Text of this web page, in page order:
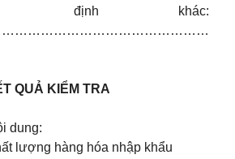
định khác:
QUẢ KIỂM TRA
dung:
lượng hàng hóa nhập khẩu